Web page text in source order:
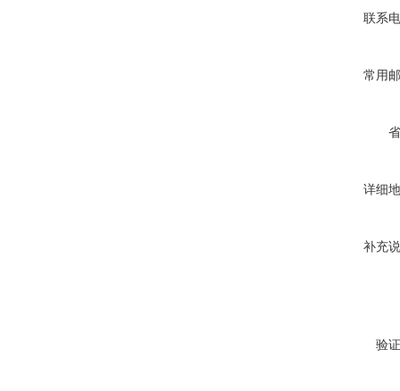
联系
常用
详细
补充
验